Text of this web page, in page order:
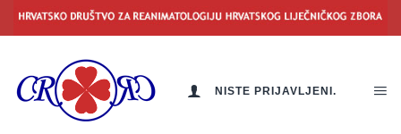
NISTE PRIJAVLJENI.